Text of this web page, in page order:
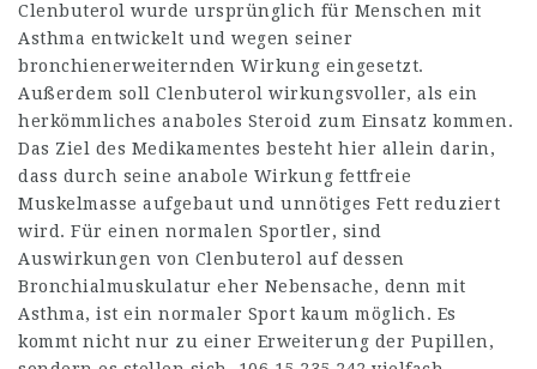
Clenbuterol wurde ursprünglich für Menschen mit
Asthma entwickelt und wegen seiner
bronchienerweiternden Wirkung eingesetzt.
Außerdem soll Clenbuterol wirkungsvoller, als ein
herkömmliches anaboles Steroid zum Einsatz kommen.
Das Ziel des Medikamentes besteht hier allein darin,
dass durch seine anabole Wirkung fettfreie
Muskelmasse aufgebaut und unnötiges Fett reduziert
wird. Für einen normalen Sportler, sind
Auswirkungen von Clenbuterol auf dessen
Bronchialmuskulatur eher Nebensache, denn mit
Asthma, ist ein normaler Sport kaum möglich. Es
kommt nicht nur zu einer Erweiterung der Pupillen,